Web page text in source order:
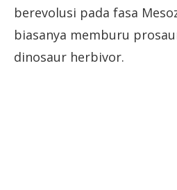
berevolusi pada fasa
biasanya memburu
dinosaur herbivor.